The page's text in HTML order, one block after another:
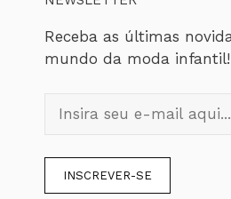
Receba as últimas
mundo da moda infantil!